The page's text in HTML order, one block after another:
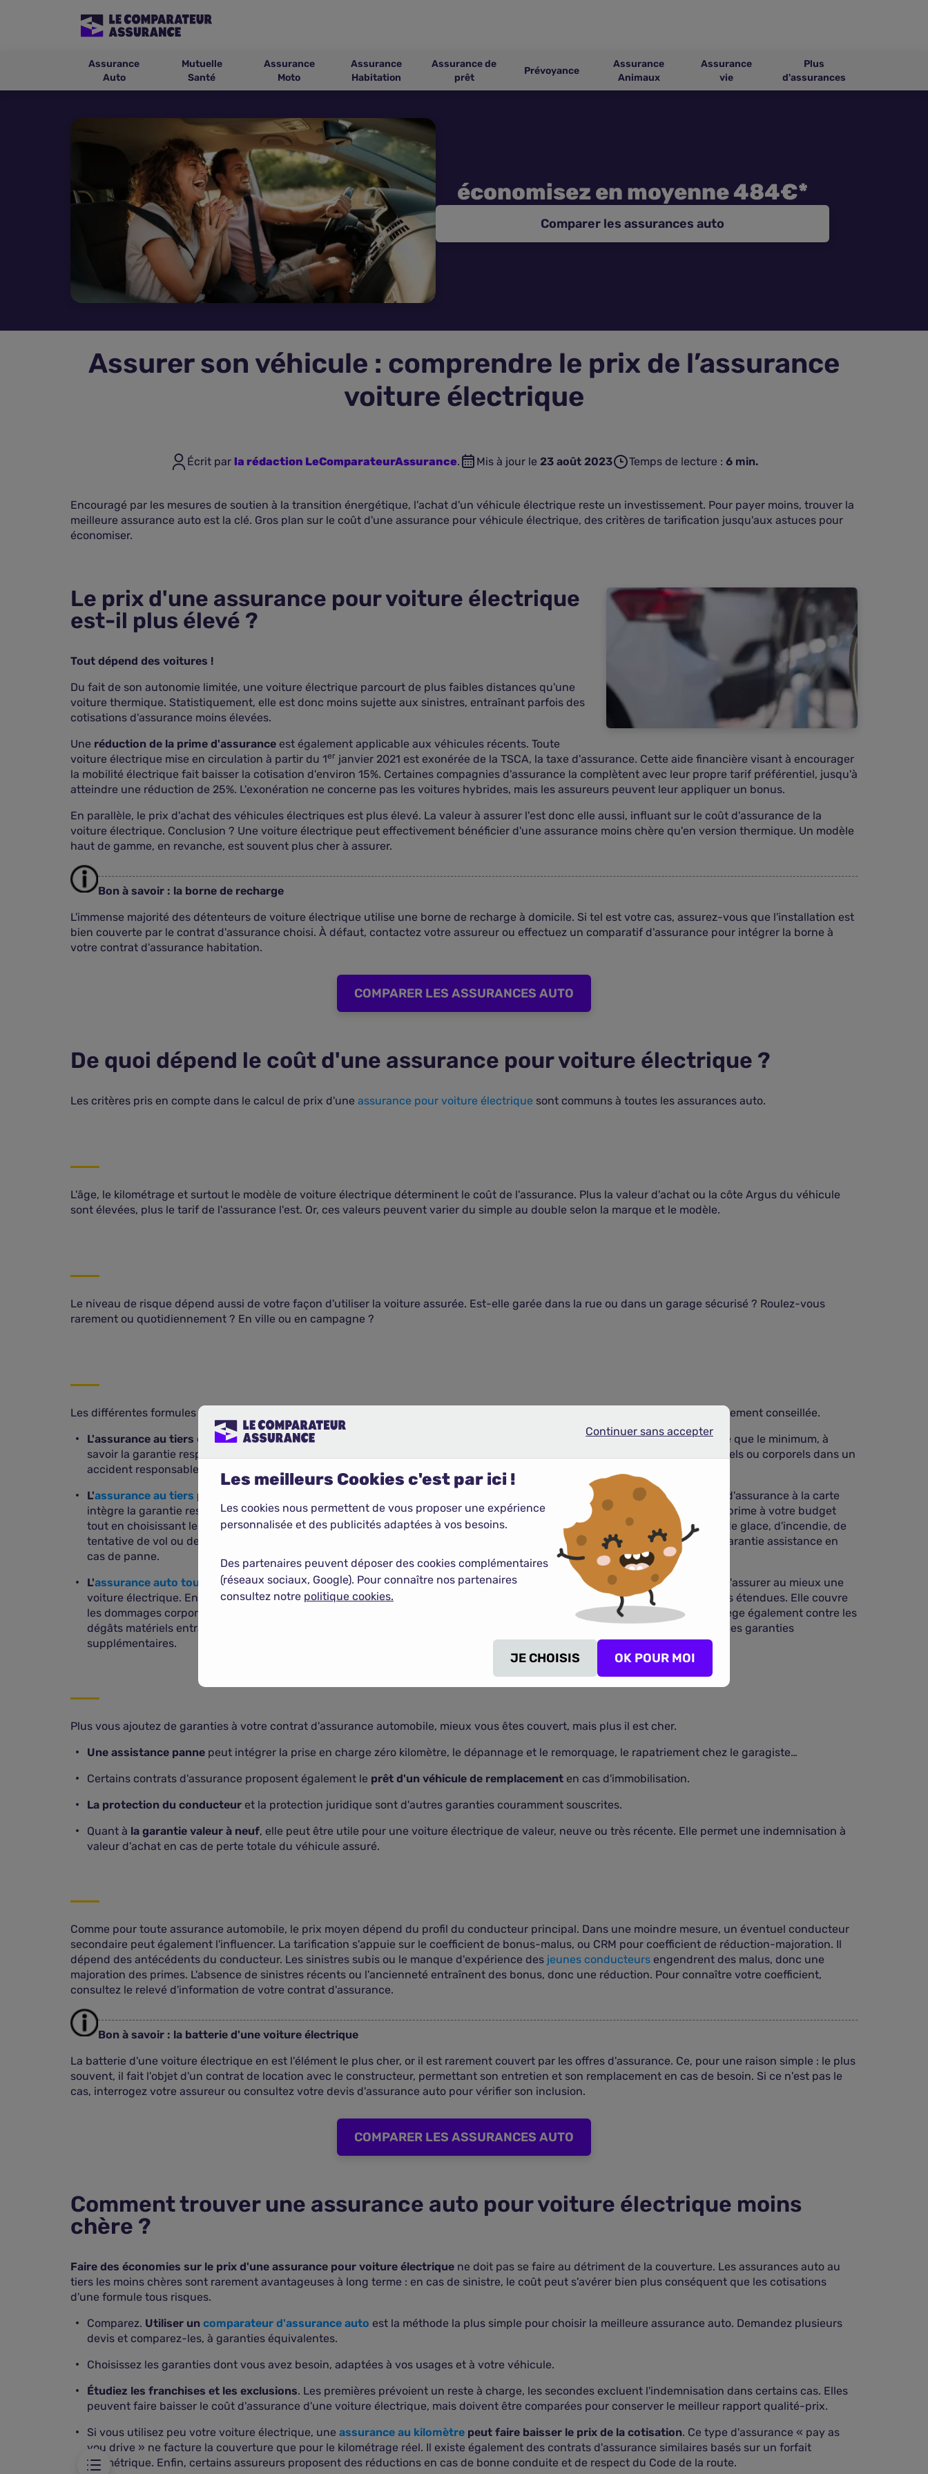
Assurance
Auto
Mutuelle
Santé
Assurance
Moto
Assurance
Habitation
Assurance de
prêt
Prévoyance
Assurance
Animaux
Assurance
vie
Plus
d'assurances
économisez en moyenne 484€*
Comparer les assurances auto
Assurer son véhicule : comprendre le prix de l’assurance
voiture électrique
Écrit par la rédaction LeComparateurAssurance. Mis à jour le 23 août 2023 Temps de lecture : 6min.
Encouragé par les mesures de soutien à la transition énergétique, l'achat d'un véhicule électrique reste un investissement. Pour payer moins, trouver la
meilleure assurance auto est la clé. Gros plan sur le coût d'une assurance pour véhicule électrique, des critères de tarification jusqu'aux astuces pour
économiser.
Le prix d'une assurance pour voiture électrique
est-il plus élevé ?
Tout dépend des voitures !
Du fait de son autonomie limitée, une voiture électrique parcourt de plus faibles distances qu'une
voiture thermique. Statistiquement, elle est donc moins sujette aux sinistres, entraînant parfois des
cotisations d'assurance moins élevées.
Une réduction de la prime d'assurance est également applicable aux véhicules récents. Toute
voiture électrique mise en circulation à partir du 1er janvier 2021 est exonérée de la TSCA, la taxe d'assurance. Cette aide financière visant à encourager
la mobilité électrique fait baisser la cotisation d'environ 15%. Certaines compagnies d'assurance la complètent avec leur propre tarif préférentiel, jusqu'à
atteindre une réduction de 25%. L'exonération ne concerne pas les voitures hybrides, mais les assureurs peuvent leur appliquer un bonus.
En parallèle, le prix d'achat des véhicules électriques est plus élevé. La valeur à assurer l'est donc elle aussi, influant sur le coût d'assurance de la
voiture électrique. Conclusion ? Une voiture électrique peut effectivement bénéficier d'une assurance moins chère qu'en version thermique. Un modèle
haut de gamme, en revanche, est souvent plus cher à assurer.
Bon à savoir : la borne de recharge
L'immense majorité des détenteurs de voiture électrique utilise une borne de recharge à domicile. Si tel est votre cas, assurez-vous que l'installation est
bien couverte par le contrat d'assurance choisi. À défaut, contactez votre assureur ou effectuez un comparatif d'assurance pour intégrer la borne à
votre contrat d'assurance habitation.
COMPARER LES ASSURANCES AUTO
De quoi dépend le coût d'une assurance pour voiture électrique ?
Les critères pris en compte dans le calcul de prix d'une assurance pour voiture électrique sont communs à toutes les assurances auto.
L'âge, le kilométrage et surtout le modèle de voiture électrique déterminent le coût de l'assurance. Plus la valeur d'achat ou la côte Argus du véhicule
sont élevées, plus le tarif de l'assurance l'est. Or, ces valeurs peuvent varier du simple au double selon la marque et le modèle.
Le niveau de risque dépend aussi de votre façon d'utiliser la voiture assurée. Est-elle garée dans la rue ou dans un garage sécurisé ? Roulez-vous
rarement ou quotidiennement ? En ville ou en campagne ?
Les différentes formules d'assurance sont les mêmes pour une voiture électrique ou thermique. La moins chère est pourtant rarement conseillée.
L'assurance au tiers est une assurance auto pas chère
, mais peu adaptée à la valeur des véhicules électriques. Elle n'assure que le minimum, à
savoir la garantie responsabilité civile : vous êtes couvert en cas de dommages causés à autrui. En cas de dommages matériels ou corporels dans un
accident responsable, en revanche, aucune indemnisation n'est possible.
L'assurance au tiers plus
, ou intermédiaire, offre une solution équilibrée, en tarification comme en garanties. Cette formule d'assurance à la carte
intègre la garantie responsabilité civile ainsi que des garanties complémentaires. Elle permet d'adapter le montant de votre prime à votre budget
tout en choisissant les garanties les plus indispensables. Elle intègre notamment la prise en charge des frais en cas de bris de glace, d'incendie, de
tentative de vol ou de catastrophes naturelles. Des extensions de garanties peuvent également être ajoutées, comme une garantie assistance en
cas de panne.
L'assurance auto tous risquesest celle qui offre les meilleures garanties. Elle est largement conseillée, puisqu'elle permet d'assurer au mieux une
voiture électrique. En plus de l'assurance responsabilité civile prévue dans une formule au tiers, elle comprend des garanties étendues. Elle couvre
les dommages corporels et matériels en cas de sinistre responsable, grâce à la garantie dommages tous accidents. Elle protège également contre les
dégâts matériels entraînés par les catastrophes naturelles, le vandalisme, les collisions… Elle aussi peut être complétée par des garanties
supplémentaires.
Plus vous ajoutez de garanties à votre contrat d'assurance automobile, mieux vous êtes couvert, mais plus il est cher.
Une assistance panne peut intégrer la prise en charge zéro kilomètre, le dépannage et le remorquage, le rapatriement chez le garagiste…
Certains contrats d'assurance proposent également le prêt d'un véhicule de remplacement en cas d'immobilisation.
La protection du conducteur et la protection juridique sont d'autres garanties couramment souscrites.
Quant à la garantie valeur à neuf, elle peut être utile pour une voiture électrique de valeur, neuve ou très récente. Elle permet une indemnisation à
valeur d'achat en cas de perte totale du véhicule assuré.
Comme pour toute assurance automobile, le prix moyen dépend du profil du conducteur principal. Dans une moindre mesure, un éventuel conducteur
secondaire peut également l'influencer. La tarification s'appuie sur le coefficient de bonus-malus, ou CRM pour coefficient de réduction-majoration. Il
dépend des antécédents du conducteur. Les sinistres subis ou le manque d'expérience des jeunes conducteurs engendrent des malus, donc une
majoration des primes. L'absence de sinistres récents ou l'ancienneté entraînent des bonus, donc une réduction. Pour connaître votre coefficient,
consultez le relevé d'information de votre contrat d'assurance.
Bon à savoir : la batterie d'une voiture électrique
La batterie d'une voiture électrique en est l'élément le plus cher, or il est rarement couvert par les offres d'assurance. Ce, pour une raison simple : le plus
souvent, il fait l'objet d'un contrat de location avec le constructeur, permettant son entretien et son remplacement en cas de besoin. Si ce n'est pas le
cas, interrogez votre assureur ou consultez votre devis d'assurance auto pour vérifier son inclusion.
COMPARER LES ASSURANCES AUTO
Comment trouver une assurance auto pour voiture électrique moins
chère ?
Faire des économies sur le prix d'une assurance pour voiture électrique ne doit pas se faire au détriment de la couverture. Les assurances auto au
tiers les moins chères sont rarement avantageuses à long terme : en cas de sinistre, le coût peut s'avérer bien plus conséquent que les cotisations
d'une formule tous risques.
Comparez. Utiliser un comparateur d'assurance auto est la méthode la plus simple pour choisir la meilleure assurance auto. Demandez plusieurs
devis et comparez-les, à garanties équivalentes.
Choisissez les garanties dont vous avez besoin, adaptées à vos usages et à votre véhicule.
Étudiez les franchises et les exclusions. Les premières prévoient un reste à charge, les secondes excluent l'indemnisation dans certains cas. Elles
peuvent faire baisser le coût d'assurance d'une voiture électrique, mais doivent être comparées pour conserver le meilleur rapport qualité-prix.
Si vous utilisez peu votre voiture électrique, une assurance au kilomètre peut faire baisser le prix de la cotisation. Ce type d'assurance « pay as
you drive » ne facture la couverture que pour le kilométrage réel. Il existe également des contrats d'assurance similaires basés sur un forfait
kilométrique. Enfin, certains assureurs proposent des réductions en cas de bonne conduite et de respect du Code de la route.
Continuer sans accepter
Les meilleurs Cookies c'est par ici !
Les cookies nous permettent de vous proposer une expérience
personnalisée et des publicités adaptées à vos besoins.
Des partenaires peuvent déposer des cookies complémentaires
(réseaux sociaux, Google). Pour connaître nos partenaires
consultez notre politique cookies.
JE CHOISIS OK POUR MOI
Continuer sans accepter